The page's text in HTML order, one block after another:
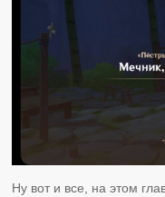
Ну вот и все, на этом